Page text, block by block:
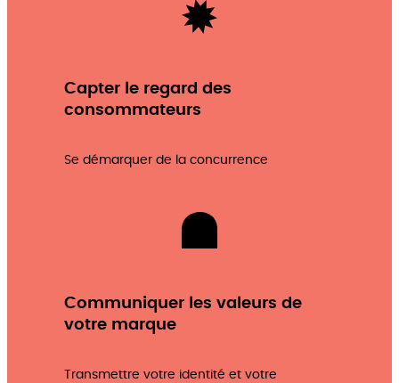
Capter le regard des
consommateurs
Se démarquer de la concurrence
Communiquer les valeurs de
votre marque
Transmettre votre identité et votre